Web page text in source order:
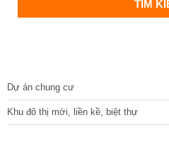
Dự án chung cư
Khu đô thị mới, liền kề, biệt thự